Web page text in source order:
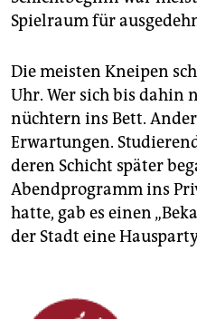
Spielraum für
Die meisten Kneipen
Uhr. Wer sich bis dahin
nüchtern ins Bett.
Erwartungen.
deren Schicht später
Abendprogramm ins
hatte, gab es einen
der Stadt eine